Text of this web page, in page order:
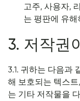
고주, 사용자,
는 평판에 유
3. 저작권
3.1. 귀하는 다음과
해 보호되는 텍스
는 기타 저작물을